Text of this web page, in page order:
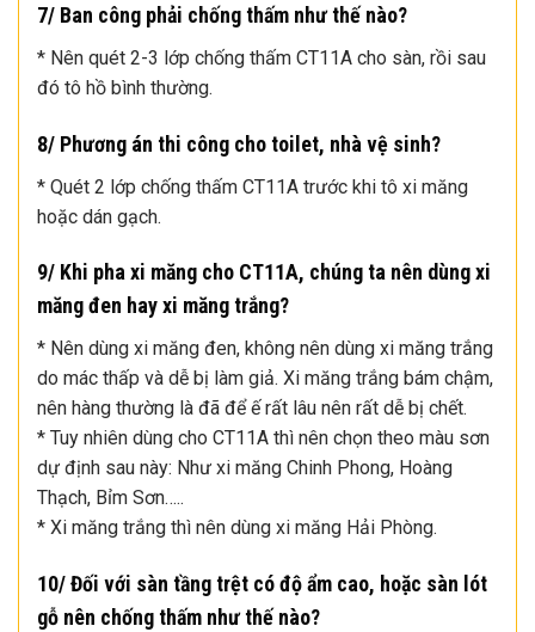
7/ Ban công phải chống thấm như thế nào?
* Nên quét 2-3 lớp chống thấm CT11A cho sàn, rồi sau
đó tô hồ bình thường.
8/ Phương án thi công cho toilet, nhà vệ sinh?
* Quét 2 lớp chống thấm CT11A trước khi tô xi măng
hoặc dán gạch.
9/ Khi pha xi măng cho CT11A, chúng ta nên dùng xi
măng đen hay xi măng trắng?
* Nên dùng xi măng đen, không nên dùng xi măng trắng
do mác thấp và dễ bị làm giả. Xi măng trắng bám chậm,
nên hàng thường là đã để ế rất lâu nên rất dễ bị chết.
* Tuy nhiên dùng cho CT11A thì nên chọn theo màu sơn
dự định sau này: Như xi măng Chinh Phong, Hoàng
Thạch, Bỉm Sơn…..
* Xi măng trắng thì nên dùng xi măng Hải Phòng.
10/ Đối với sàn tầng trệt có độ ẩm cao, hoặc sàn lót
gỗ nên chống thấm như thế nào?